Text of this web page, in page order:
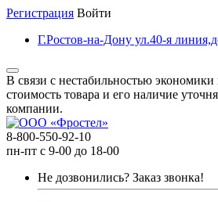
Регистрация Войти
Г.Ростов-на-Дону ул.40-я
В связи с нестабильностью экономики
стоимость товара и его наличие
компании.
8-800-550-92-10
пн-пт с 9-00 до 18-00
Не дозвонились? Заказ звонка!